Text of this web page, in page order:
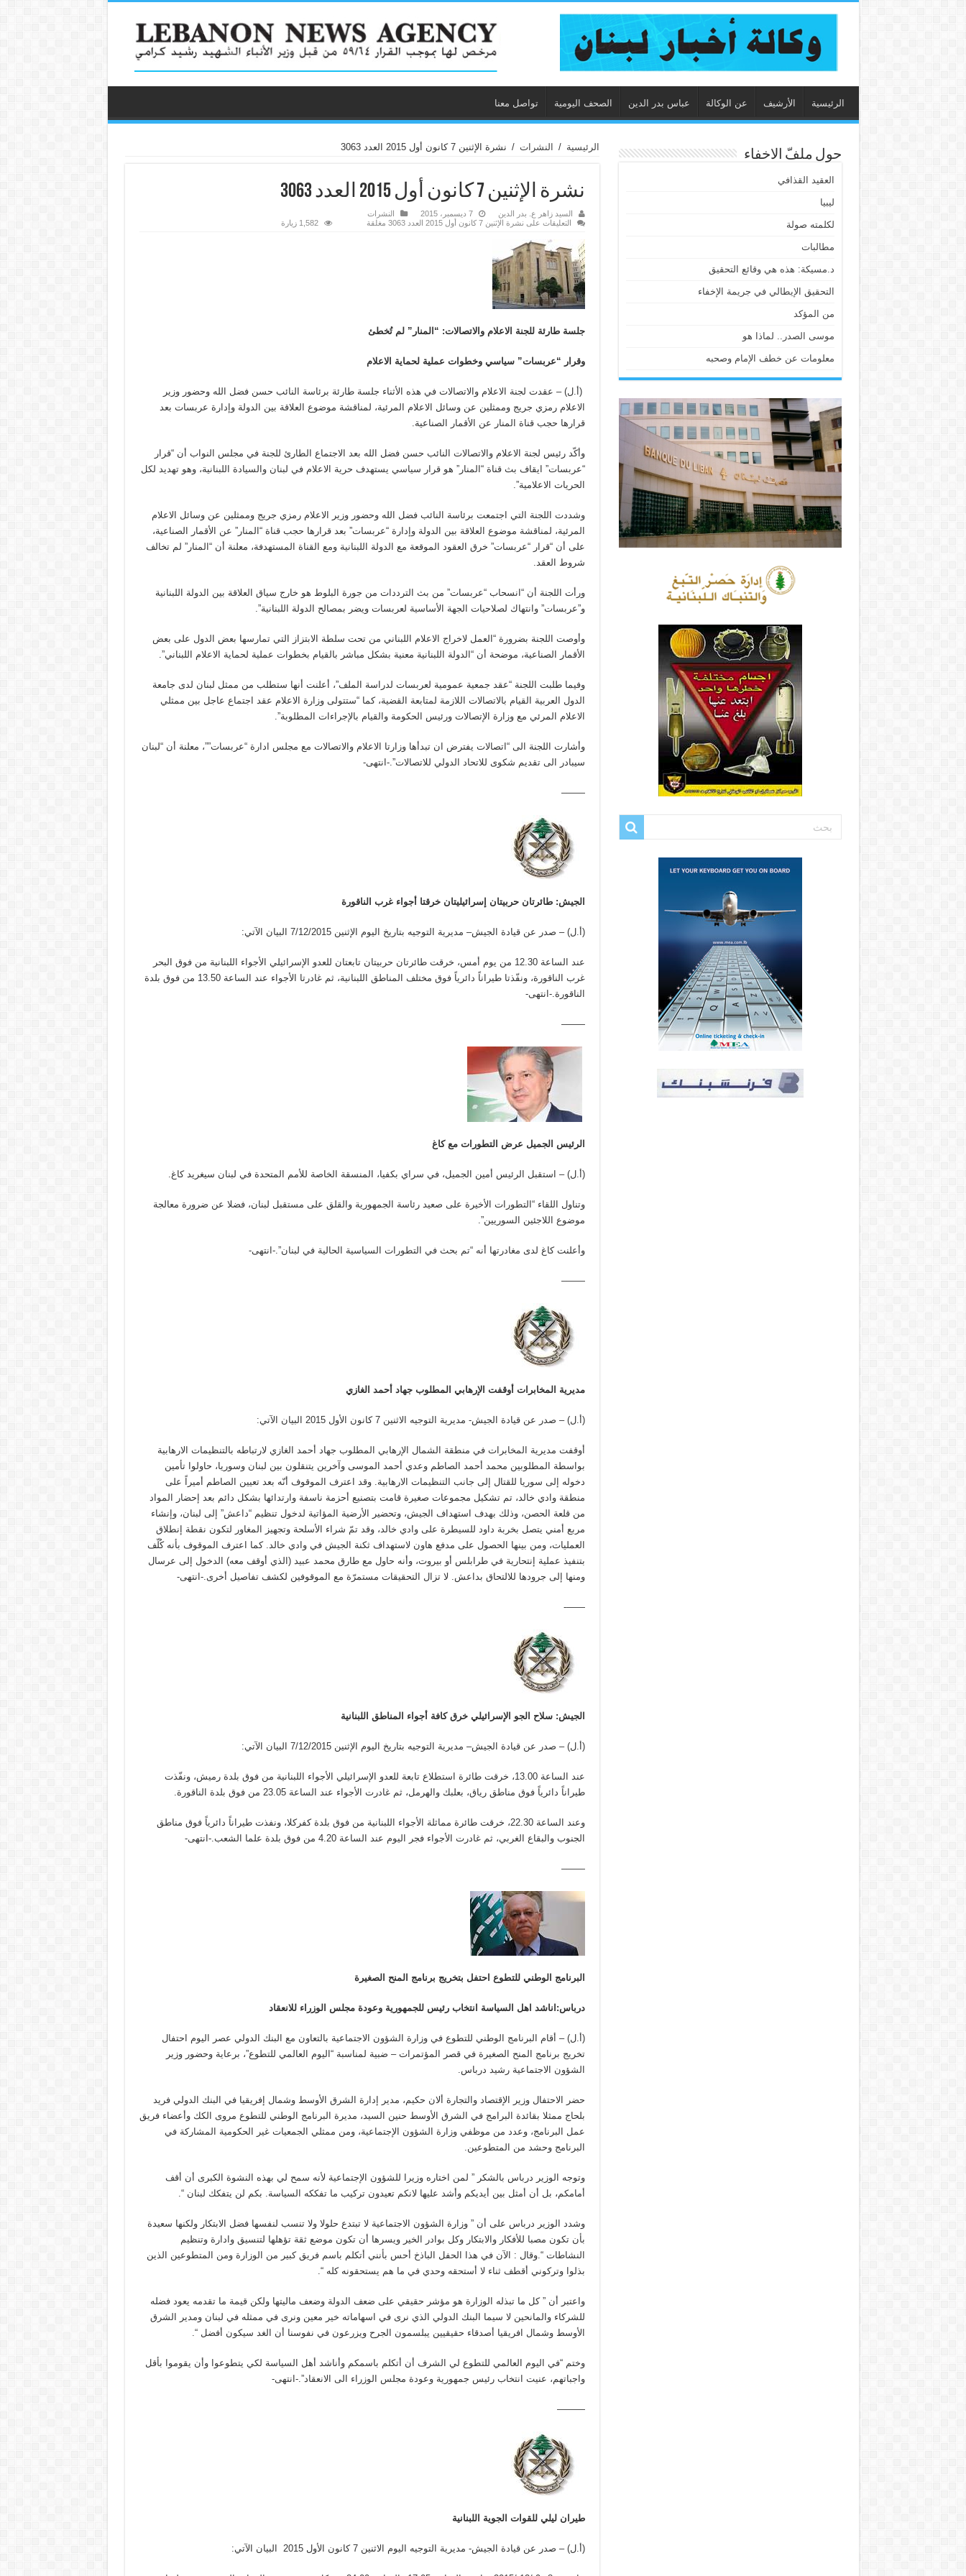
الرئيسية الأرشيف عن الوكالة عباس بدر الدين الصحف اليومية تواصل معنا
الرئيسية / النشرات / نشرة الإثنين 7 كانون أول 2015 العدد 3063
نشرة الإثنين 7 كانون أول 2015 العدد 3063
السيد زاهر ع. بدر الدين 7 ديسمبر، 2015
النشرات
التعليقات على نشرة الإثنين 7 كانون أول 2015 العدد 3063 مغلقة 1,582 زيارة
جلسة طارئة للجنة الاعلاموالاتصالات: “المنار” لم تُخطئ
وقرار “عربسات” سياسي وخطوات عملية لحماية الاعلام
(أ.ل) – عقدت لجنة الاعلام والاتصالات في هذه الأثناء جلسة طارئة برئاسة النائب حسن فضل الله وحضور وزير
الاعلام رمزي جريج وممثلين عن وسائل الاعلام المرئية، لمناقشة موضوع العلاقة بين الدولة وإدارة عربسات بعد
قرارها حجب قناة المنار عن الأقمار الصناعية.
وأكّد رئيس لجنة الاعلام والاتصالات النائب حسن فضل الله بعد الاجتماع الطارئ للجنة في مجلس النواب أن “قرار
“عربسات” ايقاف بث قناة “المنار” هو قرار سياسي يستهدف حرية الاعلام في لبنان والسيادة اللبنانية، وهو تهديد لكل
الحريات الاعلامية”.
وشددت اللجنة التي اجتمعت برئاسة النائب فضل الله وحضور وزير الاعلام رمزي جريج وممثلين عن وسائل الاعلام
المرئية، لمناقشة موضوع العلاقة بين الدولة وإدارة “عربسات” بعد قرارها حجب قناة “المنار” عن الأقمار الصناعية،
على أن “قرار “عربسات” خرق العقود الموقعة مع الدولة اللبنانية ومع القناة المستهدفة، معلنة أن “المنار” لم تخالف
شروط العقد.
ورأت اللجنة أن “انسحاب “عربسات” من بث الترددات من جورة البلوط هو خارج سياق العلاقة بين الدولة اللبنانية
و”عربسات” وانتهاك لصلاحيات الجهة الأساسية لعربسات ويضر بمصالح الدولة اللبنانية”.
وأوصت اللجنة بضرورة “العمل لاخراج الاعلام اللبناني من تحت سلطة الابتزاز التي تمارسها بعض الدول على بعض
الأقمار الصناعية، موضحة أن “الدولة اللبنانية معنية بشكل مباشر بالقيام بخطوات عملية لحماية الاعلام اللبناني”.
وفيما طلبت اللجنة “عقد جمعية عمومية لعربسات لدراسة الملف”، أعلنت أنها ستطلب من ممثل لبنان لدى جامعة
الدول العربية القيام بالاتصالات اللازمة لمتابعة القضية، كما “ستتولى وزارة الاعلام عقد اجتماع عاجل بين ممثلي
الاعلام المرئي مع وزارة الإتصالات ورئيس الحكومة والقيام بالإجراءات المطلوبة”.
وأشارت اللجنة الى “اتصالات يفترض ان تبدأها وزارتا الاعلام والاتصالات مع مجلس ادارة “عربسات””، معلنة أن “لبنان
سيبادر الى تقديم شكوى للاتحاد الدولي للاتصالات”.-انتهى-
——–
الجيش: طائرتان حربيتان إسرائيليتان خرقتا أجواء غرب الناقورة
(أ.ل) – صدر عن قيادة الجيش– مديرية التوجيه بتاريخ اليوم الإثنين 7/12/2015 البيان الآتي:
عند الساعة 12.30 من يوم أمس، خرقت طائرتان حربيتان تابعتان للعدو الإسرائيلي الأجواء اللبنانية من فوق البحر
غرب الناقورة، ونفّذتا طيراناً دائرياً فوق مختلف المناطق اللبنانية، ثم غادرتا الأجواء عند الساعة 13.50 من فوق بلدة
الناقورة.-انتهى-
——–
الرئيس الجميل عرض التطورات مع كاغ
(أ.ل) – استقبل الرئيس أمين الجميل، في سراي بكفيا، المنسقة الخاصة للأمم المتحدة في لبنان سيغريد كاغ.
وتناول اللقاء “التطورات الأخيرة على صعيد رئاسة الجمهورية والقلق على مستقبل لبنان، فضلا عن ضرورة معالجة
موضوع اللاجئين السوريين”.
وأعلنت كاغ لدى مغادرتها أنه “تم بحث في التطورات السياسية الحالية في لبنان”.-انتهى-
——–
مديرية المخابرات أوقفت الإرهابي المطلوب جهاد أحمد الغازي
(أ.ل) – صدر عن قيادة الجيش- مديرية التوجيه الاثنين 7 كانون الأول 2015 البيان الآتي:
أوقفت مديرية المخابرات في منطقة الشمال الإرهابي المطلوب جهاد أحمد الغازي لارتباطه بالتنظيمات الارهابية
بواسطة المطلوبين محمد أحمد الصاطم وعدي أحمد الموسى وآخرين يتنقلون بين لبنان وسوريا، حاولوا تأمين
دخوله إلى سوريا للقتال إلى جانب التنظيمات الارهابية. وقد اعترف الموقوف أنّه بعد تعيين الصاطم أميراً على
منطقة وادي خالد، تم تشكيل مجموعات صغيرة قامت بتصنيع أحزمة ناسفة وارتدائها بشكل دائم بعد إحضار المواد
من قلعة الحصن، وذلك بهدف استهداف الجيش، وتحضير الأرضية المؤاتية لدخول تنظيم “داعش” إلى لبنان، وإنشاء
مربع أمني يتصل بخربة داود للسيطرة على وادي خالد، وقد تمّ شراء الأسلحة وتجهيز المغاور لتكون نقطة إنطلاق
العمليات، ومن بينها الحصول على مدفع هاون لاستهداف ثكنة الجيش في وادي خالد. كما اعترف الموقوف بأنه كُلّف
بتنفيذ عملية إنتحارية في طرابلس أو بيروت، وأنه حاول مع طارق محمد عبيد (الذي أوقف معه) الدخول إلى عرسال
ومنها إلى جرودها للالتحاق بداعش. لا تزال التحقيقات مستمرّة مع الموقوفين لكشف تفاصيل أخرى.-انتهى-
——-
الجيش: سلاح الجو الإسرائيلي خرق كافة أجواء المناطق اللبنانية
(أ.ل) – صدر عن قيادة الجيش– مديرية التوجيه بتاريخ اليوم الإثنين 7/12/2015 البيان الآتي:
عند الساعة 13.00، خرقت طائرة استطلاع تابعة للعدو الإسرائيلي الأجواء اللبنانية من فوق بلدة رميش، ونفّذت
طيراناً دائرياً فوق مناطق رياق، بعلبك والهرمل، ثم غادرت الأجواء عند الساعة 23.05 من فوق بلدة الناقورة.
وعند الساعة 22.30، خرقت طائرة مماثلة الأجواء اللبنانية من فوق بلدة كفركلا، ونفذت طيراناً دائرياً فوق مناطق
الجنوب والبقاع الغربي، ثم غادرت الأجواء فجر اليوم عند الساعة 4.20 من فوق بلدة علما الشعب.-انتهى-
——–
البرنامج الوطني للتطوع احتفل بتخريج برنامج المنح الصغيرة
درباس:اناشد اهل السياسة انتخاب رئيس للجمهورية وعودة مجلس الوزراء للانعقاد
(أ.ل) – أقام البرنامج الوطني للتطوع في وزارة الشؤون الاجتماعية بالتعاون مع البنك الدولي عصر اليوم احتفال
تخريج برنامج المنح الصغيرة في قصر المؤتمرات – ضبية لمناسبة “اليوم العالمي للتطوع”، برعاية وحضور وزير
الشؤون الاجتماعية رشيد درباس.
حضر الاحتفال وزير الإقتصاد والتجارة ألان حكيم، مدير إدارة الشرق الأوسط وشمال إفريقيا في البنك الدولي فريد
بلحاج ممثلا بقائدة البرامج في الشرق الأوسط حنين السيد، مديرة البرنامج الوطني للتطوع مروى الكك وأعضاء فريق
عمل البرنامج، وعدد من موظفي وزارة الشؤون الإجتماعية، ومن ممثلي الجمعيات غير الحكومية المشاركة في
البرنامج وحشد من المتطوعين.
وتوجه الوزير درباس بالشكر ” لمن اختاره وزيرا للشؤون الإجتماعية لأنه سمح لي بهذه النشوة الكبرى أن أقف
أمامكم، بل أن أمثل بين أيديكم وأشد عليها لانكم تعيدون تركيب ما تفككه السياسة. بكم لن يتفكك لبنان “.
وشدد الوزير درباس على أن ” وزارة الشؤون الاجتماعية لا تبتدع حلولا ولا تنسب لنفسها فضل الابتكار ولكنها سعيدة
بأن تكون مصبا للأفكار والابتكار وكل بوادر الخير ويسرها أن تكون موضع ثقة تؤهلها لتنسيق وادارة وتنظيم
النشاطات “.وقال : الآن في هذا الحفل الباذخ أحس بأنني أتكلم باسم فريق كبير من الوزارة ومن المتطوعين الذين
بذلوا وتركوني أقطف ثناء لا أستحقه وحدي في ما هم يستحقونه كله “.
واعتبر أن ” كل ما تبذله الوزارة هو مؤشر حقيقي على ضعف الدولة وضعف ماليتها ولكن قيمة ما تقدمه يعود فضله
للشركاء والمانحين لا سيما البنك الدولي الذي نرى في اسهاماته خير معين ونرى في ممثله في لبنان ومدير الشرق
الأوسط وشمال افريقيا أصدقاء حقيقيين يبلسمون الجرح ويزرعون في نفوسنا أن الغد سيكون أفضل “.
وختم “في اليوم العالمي للتطوع لي الشرف أن أتكلم باسمكم وأناشد أهل السياسة لكي يتطوعوا وأن يقوموا بأقل
واجباتهم، عنيت انتخاب رئيس جمهورية وعودة مجلس الوزراء الى الانعقاد”.-انتهى-
———
طيران ليلي للقوات الجوية اللبنانية
(أ.ل) – صدر عن قيادة الجيش- مديرية التوجيه اليوم الاثنين 7 كانون الأول 2015 البيان الآتي:
حول ملفّ الاخفاء
العقيد القذافي
ليبيا
لكلمته صولة
مطالبات
د.مسيكة: هذه هي وقائع التحقيق
التحقيق الإيطالي في جريمة الإخفاء
من المؤكد
موسى الصدر.. لماذا هو
معلومات عن خطف الإمام وصحبه